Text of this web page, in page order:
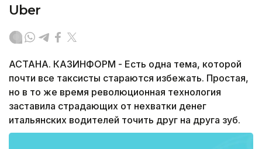
Uber
АСТАНА. КАЗИНФОРМ - Есть одна тема, которой
почти все таксисты стараются избежать. Простая,
но в то же время революционная технология
заставила страдающих от нехватки денег
итальянских водителей точить друг на друга зуб.